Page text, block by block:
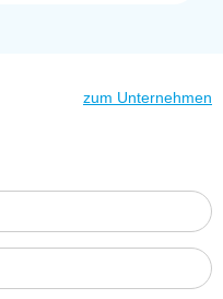
zum Unternehmen